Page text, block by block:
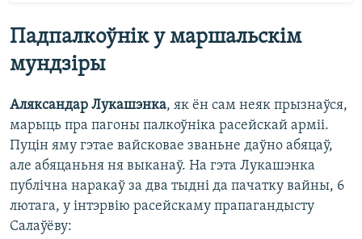
Падпалкоўнік у маршальскім
мундзіры
Аляксандар Лукашэнка, як ён сам неяк прызнаўся,
марыць пра пагоны палкоўніка расейскай арміі.
Пуцін яму гэтае вайсковае званьне даўно абяцаў,
але абяцаньня ня выканаў. На гэта Лукашэнка
публічна наракаў за два тыдні да пачатку вайны, 6
лютага, у інтэрвію расейскаму прапагандысту
Салаўёву: